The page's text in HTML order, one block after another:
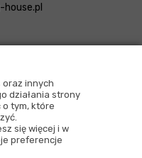
oraz innych
działania strony
o tym, które
się więcej i w
preferencje